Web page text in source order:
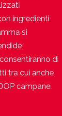
ingredienti
si
di
tra cui anche
campane.